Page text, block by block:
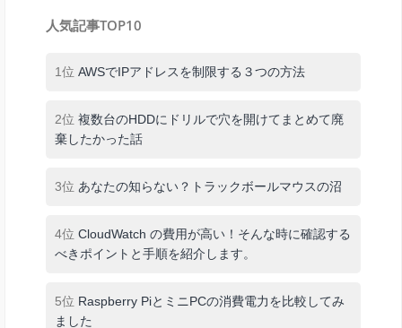
人気記事TOP10
1位 AWSでIPアドレスを制限する３つの方法
2位 複数台のHDDにドリルで穴を開けてまとめて廃
棄したかった話
3位 あなたの知らない？トラックボールマウスの沼
4位 CloudWatch の費用が高い！そんな時に確認する
べきポイントと手順を紹介します。
5位 Raspberry PiとミニPCの消費電力を比較してみ
ました